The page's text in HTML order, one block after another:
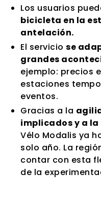
Los usuarios
bicicleta en la
antelación.
El servicio se
grandes
ejemplo: precios
estaciones
eventos.
Gracias a la
implicados y a
Vélo Modalis ya
solo año. La
contar con esta
de la